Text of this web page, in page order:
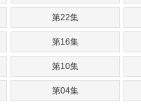
第22集
第16集
第10集
第04集